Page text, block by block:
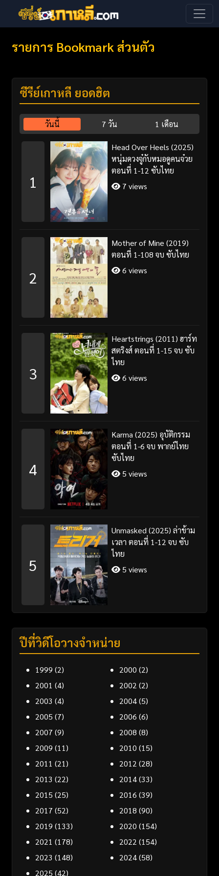
รายการ Bookmark ส่วนตัว
ซีรี่ย์เกาหลี ยอดฮิต
วันนี้ 7 วัน 1 เดือน
1
Head Over Heels (2025)
หนุ่มดวงจู๋กับหมอดูคนจ๋วย
ตอนที่ 1-12 ซับไทย
7 views
2
Mother of Mine (2019)
ตอนที่ 1-108 จบ ซับไทย
6 views
3
Heartstrings (2011) ฮาร์ท
สตริงส์ ตอนที่ 1-15 จบ ซับ
ไทย
6 views
4
Karma (2025) อุบัติกรรม
ตอนที่ 1-6 จบ พากย์ไทย
ซับไทย
5 views
5
Unmasked (2025) ล่าข้าม
เวลา ตอนที่ 1-12 จบ ซับ
ไทย
5 views
ปีที่วิดีโอวางจำหน่าย
1999 (2) 2000 (2)
2001 (4) 2002 (2)
2003 (4) 2004(5)
2005 (7) 2006 (6)
2007 (9) 2008 (8)
2009 (11) 2010 (15)
2011 (21) 2012 (28)
2013 (22) 2014(33)
2015 (25) 2016 (39)
2017 (52) 2018 (90)
2019 (133) 2020 (154)
2021 (178) 2022 (154)
2023 (148) 2024(58)
2025 (42)